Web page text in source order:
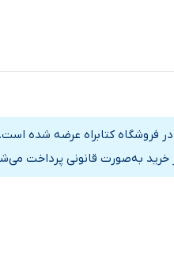
فروشگاه کتابراه عرضه شده
خرید به‌صورت قانونی پرداخت